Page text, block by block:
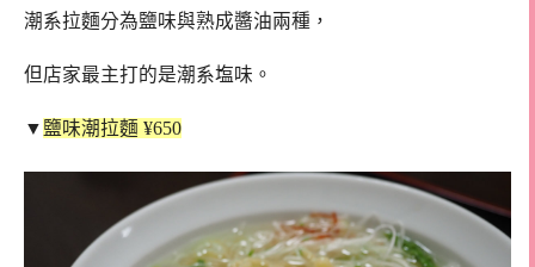
潮系拉麵分為鹽味與熟成醬油兩種，
但店家最主打的是潮系塩味。
▼ 鹽味潮拉麵 ¥650